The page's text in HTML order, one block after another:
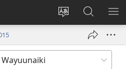
Cambiar
del sitio
Süpüla
pikerotüin
nueva
Püchajaa
suluʼu
JW.ORG